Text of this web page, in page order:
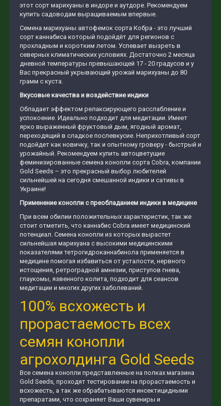
этот сорт марихуаны в индоре и аутдоре. Рекомендуем
купить садоводам выращиваемым впервые.
Семена марихуаны автофемок сорта Кобра - это лучший
сорт каннабиса который подойдёт для регионов с
прохладным и коротким летом. Успевает вызреть в
северных климатических условиях. Достаточно 2 месяца
дневной температуры превышающей 17 - 20 градусов и у
Вас прекрасный укрывающий урожай марихуаны до 80
грамм с куста.
Вкусовые качества и воздействие индики
Обладает эффектом релаксирующего расслабление и
успокоение. Идеально подходит для медитации. Имеет
ярко выраженный фруктовый дым, ягодный аромат,
переходящий в сладкое послевкусие. Неприхотливый сорт
подойдет как новичку, так и опытному гроверу - быстрый и
урожайный. Рекомендуем купить автоцветущие
феминизированные семена конопли сорта Cobra, компании
Gold Seeds – это прекрасный выбор любителей
сильнейшей на сегодня смешанной индики и сативы в
Украине!
Применение конопли с преобладанием индики в медицине
При всем обилии положительных характеристик, так же
стоит отметить, что каннабис Cobra имеет медицинский
потенциал. Семена конопли из которых вырастет
сильнейшая марихуана с высокими медицинскими
показателями тетрогидроканнабинола применяется в
медицине помогая избавиться от усталости, нервного
истощения, ретроградной амнезии, приступов гнева,
глаукомы, язвенного колита, подходит для сеансов
медитации и многих других заболеваний.
100% всхожесть и
прорастаемость всех
семян конопли
агрохолдинга Gold Seeds
Все семена конопли представленные на полках магазина
Gold Seeds, проходят тестирование на прорастаемость и
всхожесть, а так же обрабатываются инсектицидными
препаратами, что сохраняет Ваши сувениры и